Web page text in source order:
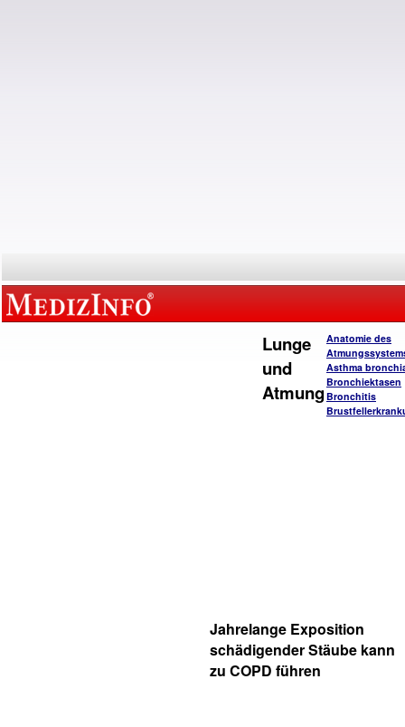
Lunge
und
Atmung
Anatomie des
Asthma
Bronchiektasen
Bronchitis
Jahrelange Exposition
schädigender Stäube kann
zu COPD führen